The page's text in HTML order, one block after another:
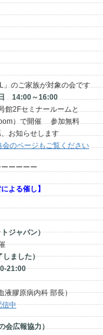
ご家族が対象の会です
14:00～16:00
セミナールームと
開催 参加無料
らせします
のページもご覧ください
ーーーー
よる催し】
ジャパン）
ました）
21:00
膠原病内科 部長）
中
会広報協力）